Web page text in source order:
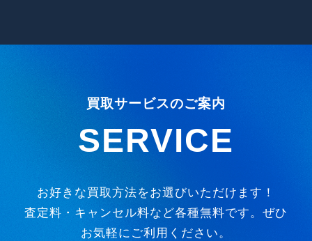
買取サービスのご案内
SERVICE
お好きな買取方法をお選びいただけます！
査定料・キャンセル料など各種無料です。ぜひ
お気軽にご利用ください。